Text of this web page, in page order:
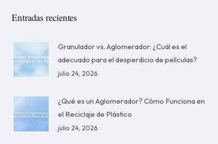
Entradas recientes
Granulador vs. Aglomerador: ¿Cuál es el
adecuado para el desperdicio de películas?
julio 24, 2026
¿Qué es un Aglomerador? Cómo Funciona en
el Reciclaje de Plástico
julio 24, 2026